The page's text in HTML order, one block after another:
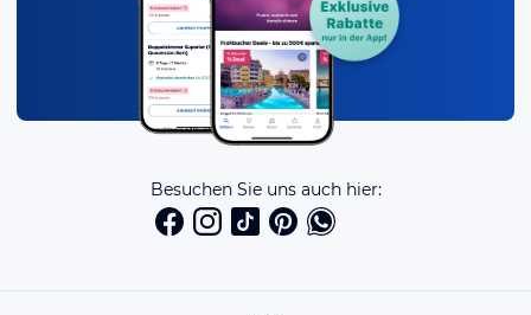
Besuchen Sie uns auch hier: